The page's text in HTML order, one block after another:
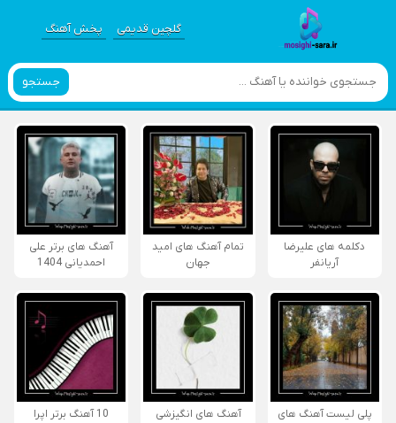
گلچین قدیمی پخش آهنگ
جستجو
دکلمه های علیرضا
آریانفر
تمام آهنگ های امید
جهان
آهنگ های برتر علی
احمدیانی 1404
پلی لیست آهنگ های
آهنگ های انگیزشی
10 آهنگ برتر اپرا